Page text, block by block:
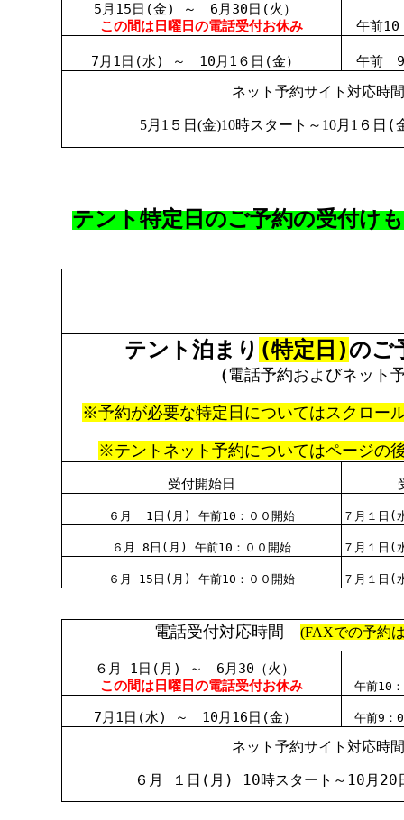
5月15日(金) ～ 6月30日(火）
この間は日曜日の電話受付お休み
午前10
7月1日(水) ～ 10月1６日(金） 午前 9
ネット予約サイト対応
5月1 ５ 日(金)10時スタート～10月1６日 (
テント特定日のご予約の受付け
テント泊まり (特定日)のご
（電話予約およびネット
※予約が必要な特定日についてはスクロー
※テントネット予約についてはページの
受付開始日
６月 1日(月) 午前10：００開始 ７月１日
６月 8日(月) 午前10：００開始 ７月１日
６月 15日(月) 午前10：００開始 ７月１日(
電話受付対応時間 (FAXでの予約
６月 1日(月) ～ 6月30（火）
この間は日曜日の電話受付お休み
午前10
7月1日(水) ～ 10月16日(金） 午前9：
ネット予約サイト対応
６月 １日(月) 10時スタート～10月